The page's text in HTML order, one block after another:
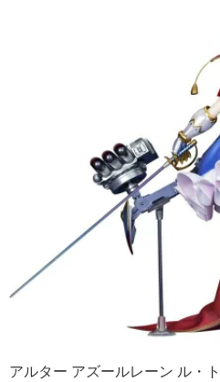
アルター アズールレーン ル・